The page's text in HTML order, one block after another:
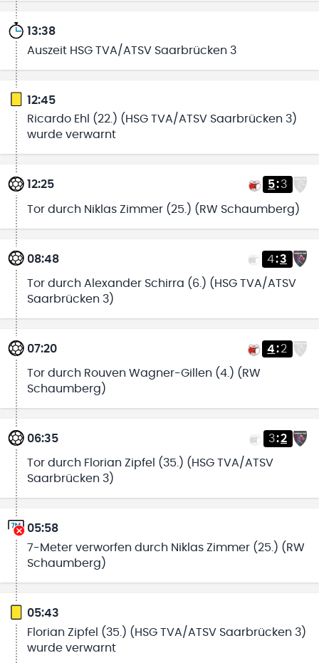
13:38
Auszeit HSG TVA/ATSV Saarbrücken 3
12:45
Ricardo Ehl (22.) (HSG TVA/ATSV Saarbrücken 3)
wurde verwarnt
12:25 5:3
Tor durch Niklas Zimmer (25.) (RW Schaumberg)
08:48 4:3
Tor durch Alexander Schirra (6.) (HSG TVA/ATSV
Saarbrücken 3)
07:20 4:2
Tor durch Rouven Wagner-Gillen (4.) (RW
Schaumberg)
06:35 3:2
Tor durch Florian Zipfel (35.) (HSG TVA/ATSV
Saarbrücken 3)
05:58
7-Meter verworfen durch Niklas Zimmer (25.) (RW
Schaumberg)
05:43
Florian Zipfel (35.) (HSG TVA/ATSV Saarbrücken 3)
wurde verwarnt